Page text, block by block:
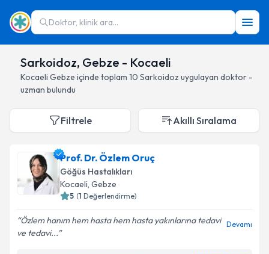
Doktor, klinik ara...
Sarkoidoz, Gebze - Kocaeli
Kocaeli Gebze içinde toplam 10 Sarkoidoz uygulayan doktor -
uzman bulundu
Filtrele Akıllı Sıralama
Prof. Dr. Özlem Oruç
Göğüs Hastalıkları
Kocaeli, Gebze
5 (1 Değerlendirme)
Özlem hanım hem hasta hem hasta yakınlarına tedavi
ve tedavi...
Devamı